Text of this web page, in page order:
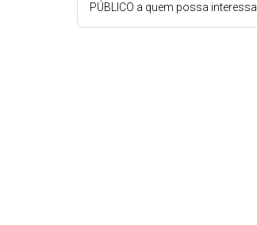
PÚBLICO a quem possa